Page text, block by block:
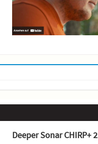
Deeper Sonar CHIRP+ 2